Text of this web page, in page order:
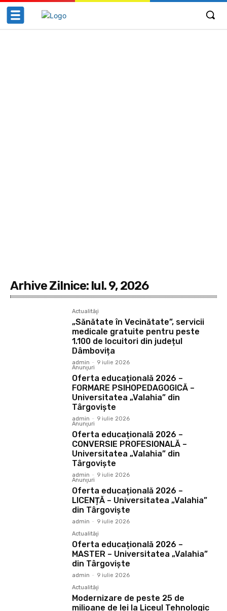
Arhive Zilnice: Iul. 9, 2026
Actualităţi
„Sănătate în Vecinătate”, servicii
medicale gratuite pentru peste
1.100 de locuitori din județul
Dâmbovița
admin - 9 iulie 2026
Anunţuri
Oferta educațională 2026 –
FORMARE PSIHOPEDAGOGICĂ –
Universitatea „Valahia” din
Târgoviște
admin - 9 iulie 2026
Anunţuri
Oferta educațională 2026 –
CONVERSIE PROFESIONALĂ –
Universitatea „Valahia” din
Târgoviște
admin - 9 iulie 2026
Anunţuri
Oferta educațională 2026 –
LICENȚĂ – Universitatea „Valahia”
din Târgoviște
admin - 9 iulie 2026
Actualităţi
Oferta educațională 2026 –
MASTER – Universitatea „Valahia”
din Târgoviște
admin - 9 iulie 2026
Actualităţi
Modernizare de peste 25 de
milioane de lei la Liceul Tehnologic